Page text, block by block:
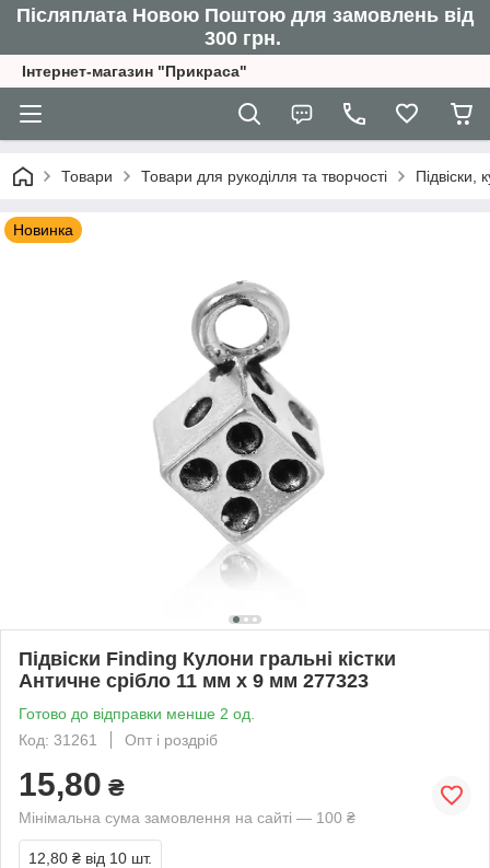
Післяплата Новою Поштою для замовлень від
300 грн.
Інтернет-магазин "Прикраса"
Товари Товари для рукоділля та творчості
Новинка
Підвіски Finding Кулони гральні кістки
Античне срібло 11 мм x 9 мм 277323
Готово до відправки менше 2 од.
Код: 31261
Опт і роздріб
15,80 ₴
Мінімальна сума замовлення на сайті — 100 ₴
12,80 ₴ від 10 шт.